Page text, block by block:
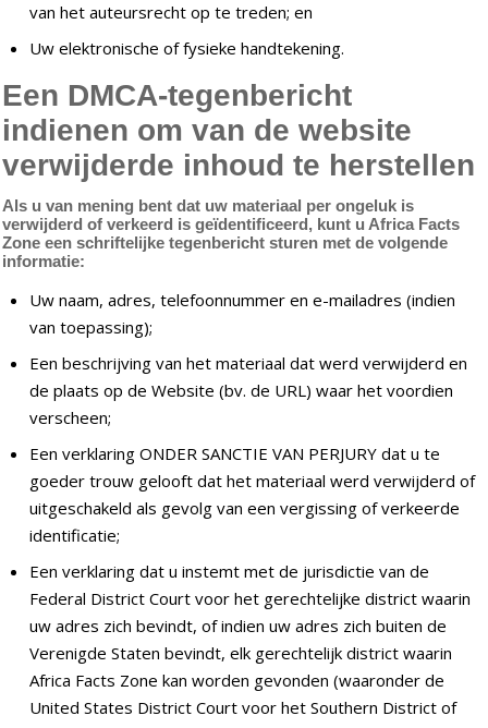
van het auteursrecht op te treden; en
Uw elektronische of fysieke handtekening.
Een DMCA-tegenbericht
indienen om van de website
verwijderde inhoud te herstellen
Als u van mening bent dat uw materiaal per ongeluk is
verwijderd of verkeerd is geïdentificeerd, kunt u Africa Facts
Zone een schriftelijke tegenbericht sturen met de volgende
informatie:
Uw naam, adres, telefoonnummer en e-mailadres (indien
van toepassing);
Een beschrijving van het materiaal dat werd verwijderd en
de plaats op de Website (bv. de URL) waar het voordien
verscheen;
Een verklaring ONDER SANCTIE VAN PERJURY dat u te
goeder trouw gelooft dat het materiaal werd verwijderd of
uitgeschakeld als gevolg van een vergissing of verkeerde
identificatie;
Een verklaring dat u instemt met de jurisdictie van de
Federal District Court voor het gerechtelijke district waarin
uw adres zich bevindt, of indien uw adres zich buiten de
Verenigde Staten bevindt, elk gerechtelijk district waarin
Africa Facts Zone kan worden gevonden (waaronder de
United States District Court voor het Southern District of